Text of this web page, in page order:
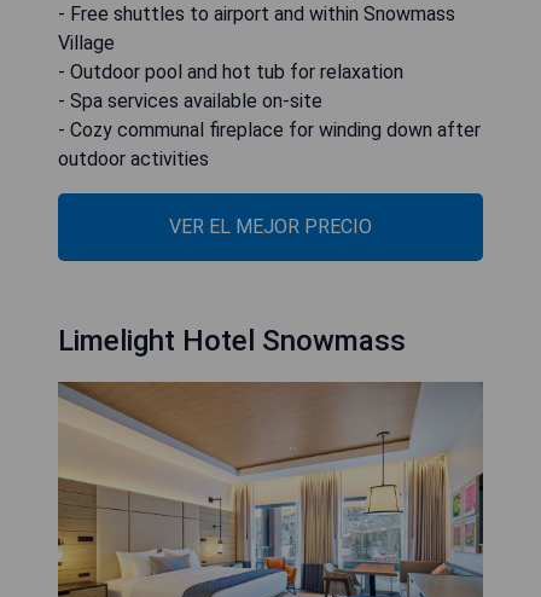
- Free shuttles to airport and within Snowmass
Village
- Outdoor pool and hot tub for relaxation
- Spa services available on-site
- Cozy communal fireplace for winding down after
outdoor activities
VER EL MEJOR PRECIO
Limelight Hotel Snowmass